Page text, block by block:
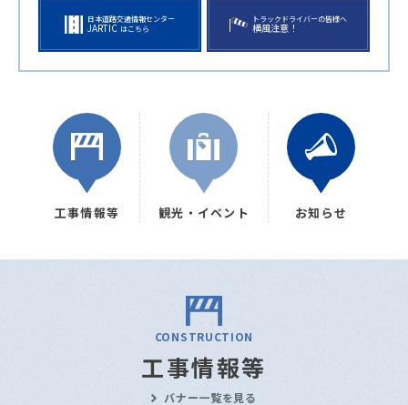
日本道路交通情報センター
JARTIC はこちら
トラックドライバーの皆様へ
横風注意！
工事情報等 観光・イベント お知らせ
CONSTRUCTION
工事情報等
バナー一覧を見る